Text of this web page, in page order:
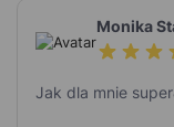
Monika
Jak dla mnie